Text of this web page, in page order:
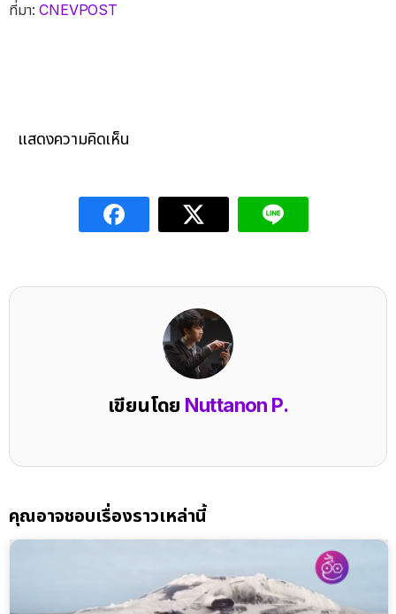
ที่มา:CNEVPOST
แสดงความคิดเห็น
เขียนโดย Nuttanon P.
คุณอาจชอบเรื่องราวเหล่านี้